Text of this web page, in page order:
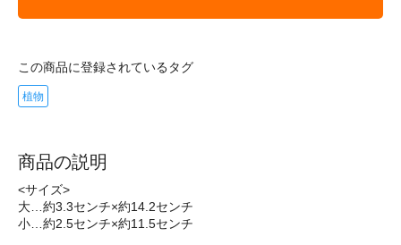
この商品に登録されているタグ
植物
商品の説明
<サイズ>
大…約3.3センチ×約14.2センチ
小…約2.5センチ×約11.5センチ